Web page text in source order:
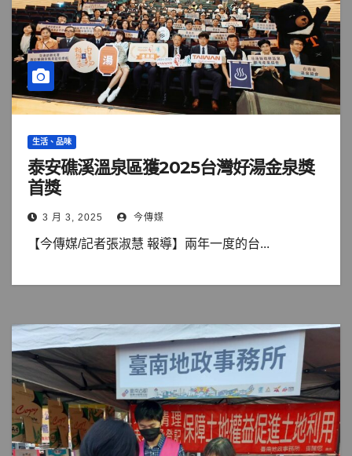
生活、品味
泰安礁溪溫泉區獲2025台灣好湯金泉獎
首獎
3 月 3, 2025 今傳媒
【今傳媒/記者張淑慧 報導】兩年一度的台...